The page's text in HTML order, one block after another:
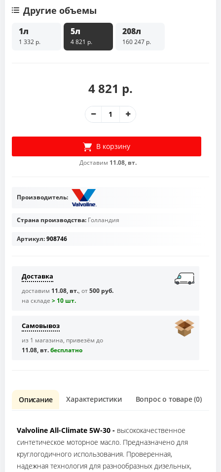
Другие объемы
1л
1 332 р.
5л
4 821 р.
208л
160 247 р.
4 821 р.
В корзину
Доставим 11.08, вт.
Производитель:
Страна производства: Голландия
Артикул:908746
Доставка
доставим 11.08, вт., от500 руб.
на складе > 10 шт.
Самовывоз
из 1 магазина, привезём до
11.08, вт.бесплaтно
Описание Характеристики Вопрос о товаре (0)
Valvoline All-Climate 5W-30 - высококачественное
синтетическое моторное масло. Предназначено для
круглогодичного использования. Проверенная,
надежная технология для разнообразных дизельных,